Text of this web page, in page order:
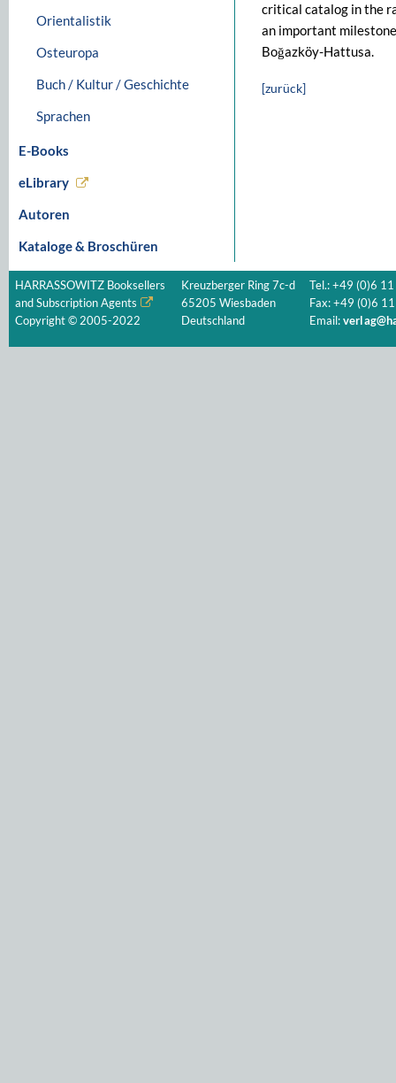
Orientalistik
Osteuropa
Buch / Kultur / Geschichte
Sprachen
E-Books
eLibrary
Autoren
Kataloge & Broschüren
critical catalog in the
an important
Boğazköy-Hattusa.
[zurück]
HARRASSOWITZ Booksellers
and Subscription Agents
Copyright © 2005-2022
Kreuzberger Ring 7c-d
65205 Wiesbaden
Deutschland
Tel.: +49 (0)6
Fax: +49 (0)6
Email: